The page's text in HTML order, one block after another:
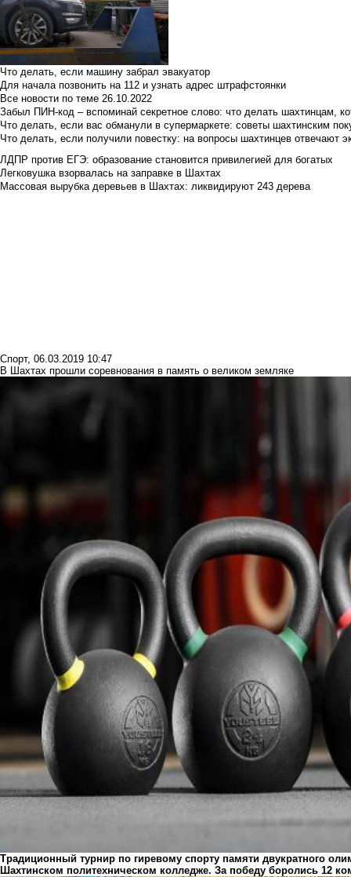
Что делать, если машину забрал эвакуатор
Для начала позвонить на 112 и узнать адрес штрафстоянки
Все новости по теме 26.10.2022
Забыл ПИН-код – вспоминай секретное слово: что делать шахтинцам,
Что делать, если вас обманули в супермаркете: советы шахтинским
Что делать, если получили повестку: на вопросы шахтинцев отвечают
ЛДПР против ЕГЭ: образование становится привилегией для богатых
Легковушка взорвалась на заправке в Шахтах
Массовая вырубка деревьев в Шахтах: ликвидируют 243 дерева
Спорт, 06.03.2019 10:47
В Шахтах прошли соревнования в память о великом земляке
Традиционный турнир по гиревому спорту памяти двукратного
Шахтинском политехническом колледже. За победу боролись 12